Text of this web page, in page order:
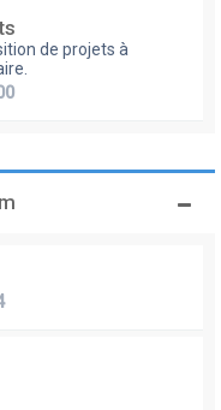
de projets à